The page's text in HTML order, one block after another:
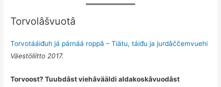
Torvolâšvuotâ
Torvotááiđuh já párnáá roppâ – Tiätu, táiđu ja jurdâččemvuehi
Väestöliitto 2017.
Torvoost? Tuubdâst viehâvääldi aldakoskâvuodâst